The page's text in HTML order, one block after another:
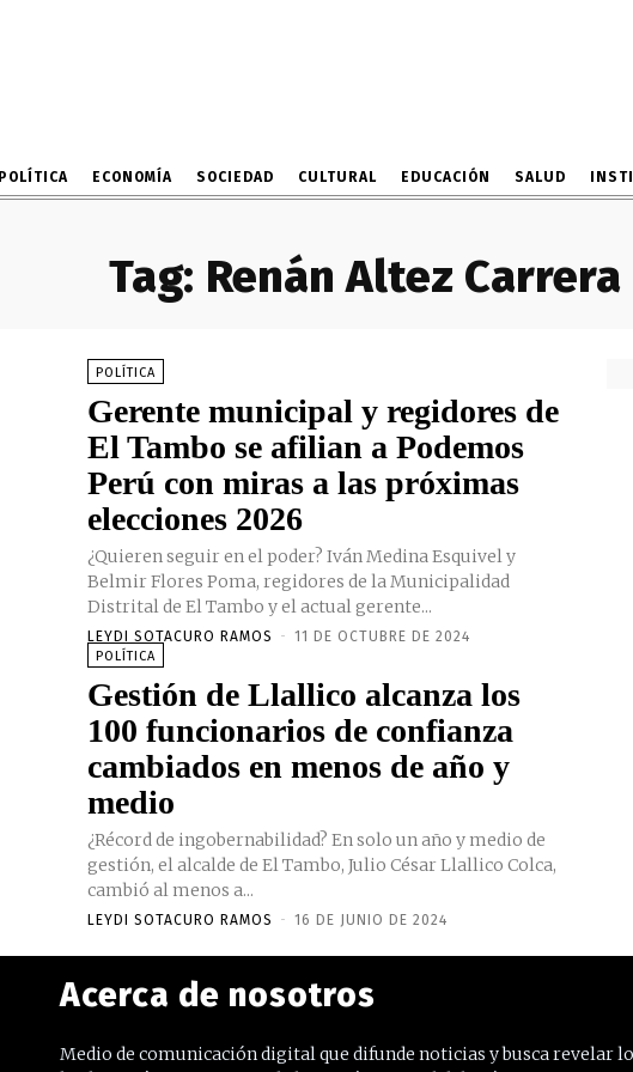
POLÍTICA ECONOMÍA SOCIEDAD CULTURAL EDUCACIÓN SALUD
Tag: Renán Altez Carrera
POLÍTICA
Gerente municipal y regidores de
El Tambo se afilian a Podemos
Perú con miras a las próximas
elecciones 2026
¿Quieren seguir en el poder? Iván Medina Esquivel y
Belmir Flores Poma, regidores de la Municipalidad
Distrital de El Tambo y el actual gerente...
LEYDI SOTACURO RAMOS - 11 DE OCTUBRE DE 2024
POLÍTICA
Gestión de Llallico alcanza los
100 funcionarios de confianza
cambiados en menos de año y
medio
¿Récord de ingobernabilidad? En solo un año y medio de
gestión, el alcalde de El Tambo, Julio César Llallico Colca,
cambió al menos a...
LEYDI SOTACURO RAMOS - 16 DE JUNIO DE 2024
Acerca de nosotros
Medio de comunicación digital que difunde noticias y busca revelar